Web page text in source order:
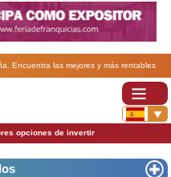
Encuentra las mejores y más rentables
a través de una franquicia barata, rentable
opciones de invertir